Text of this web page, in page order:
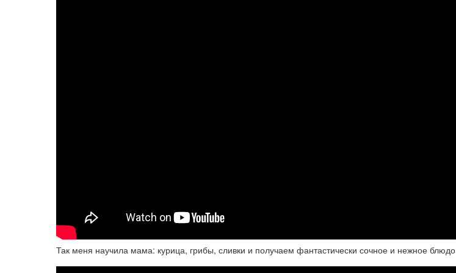
Так меня научила мама: курица, грибы, сливки и получаем фантастически сочное и нежное блюдо